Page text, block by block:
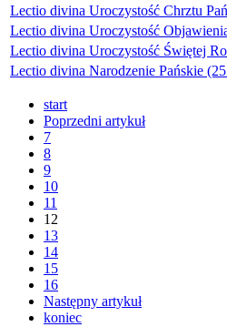
Lectio divina Uroczystość Chrztu
Lectio divina Uroczystość
Lectio divina Uroczystość Świętej
Lectio divina Narodzenie Pańskie
start
Poprzedni artykuł
7
8
9
10
11
12
13
14
15
16
Następny artykuł
koniec